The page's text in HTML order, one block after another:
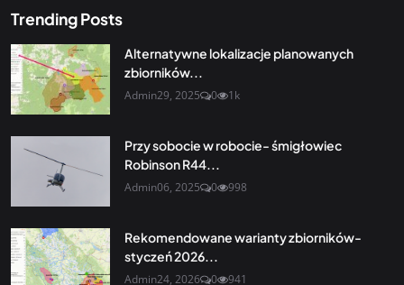
Trending Posts
Alternatywne lokalizacje planowanych
zbiorników...
Admin29, 2025 0 1k
Przy sobocie w robocie- śmigłowiec
Robinson R44...
Admin06, 2025 0 998
Rekomendowane warianty zbiorników-
styczeń 2026...
Admin24, 2026 0 941